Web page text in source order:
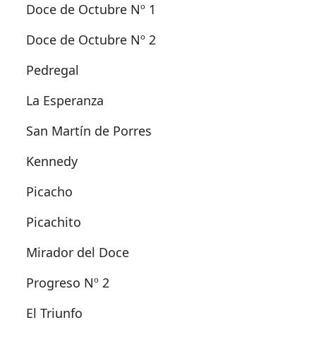
Doce de Octubre Nº 1
Doce de Octubre Nº 2
Pedregal
La Esperanza
San Martín de Porres
Kennedy
Picacho
Picachito
Mirador del Doce
Progreso Nº 2
El Triunfo